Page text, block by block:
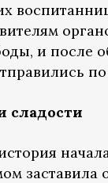
и после
сладости
заставила